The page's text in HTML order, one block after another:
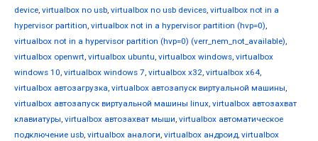
device, virtualbox no usb, virtualbox no usb devices, virtualbox not in a
hypervisor partition, virtualbox not in a hypervisor partition (hvp=0),
virtualbox not in a hypervisor partition (hvp=0) (verr_nem_not_available),
virtualbox openwrt, virtualbox ubuntu, virtualbox windows, virtualbox
windows 10, virtualbox windows 7, virtualbox x32, virtualbox x64,
virtualbox автозагрузка, virtualbox автозапуск виртуальной машины,
virtualbox автозапуск виртуальной машины linux, virtualbox автозахват
клавиатуры, virtualbox автозахват мыши, virtualbox автоматическое
подключение usb, virtualbox аналоги, virtualbox андроид, virtualbox